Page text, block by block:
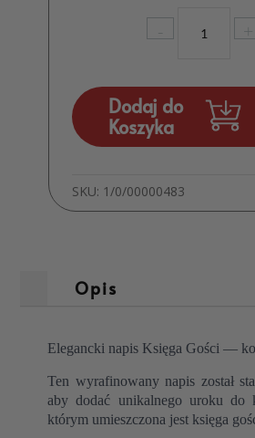
-
Napis
Złoto
+
Dodaj do
Koszyka
SKU: 1/0/00000483
Opis
Elegancki napis Księga Gości —
Ten wyrafinowany napis został
aby dodać unikalnego uroku do
którym umieszczona jest księga